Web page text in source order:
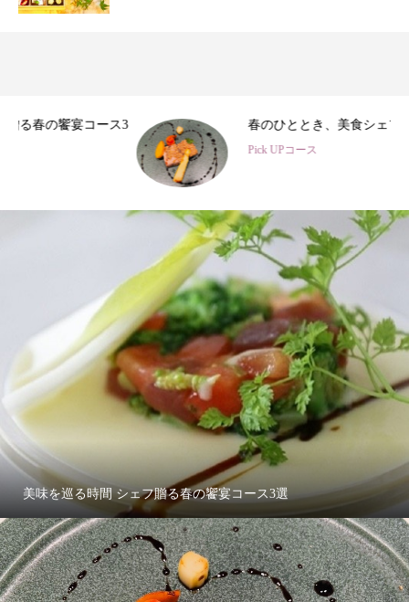
春のひととき、美食シェフ3名の特別コース
Pick UPコース
美味を巡る時間 シェフ贈る春の饗宴コース3選